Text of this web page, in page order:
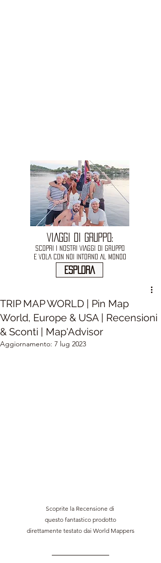
VIAGGI DI GRUPPO:
SCOPRI I NOSTRI VIAGGI DI GRUPPO
E VOLA CON NOI INTORNO AL MONDO
ESPLORA
TRIP MAP WORLD | Pin Map
World, Europe & USA | Recensioni
& Sconti | Map'Advisor
Aggiornamento: 7 lug 2023
Scoprite la Recensione di
questo fantastico prodotto
direttamente testato dai World Mappers